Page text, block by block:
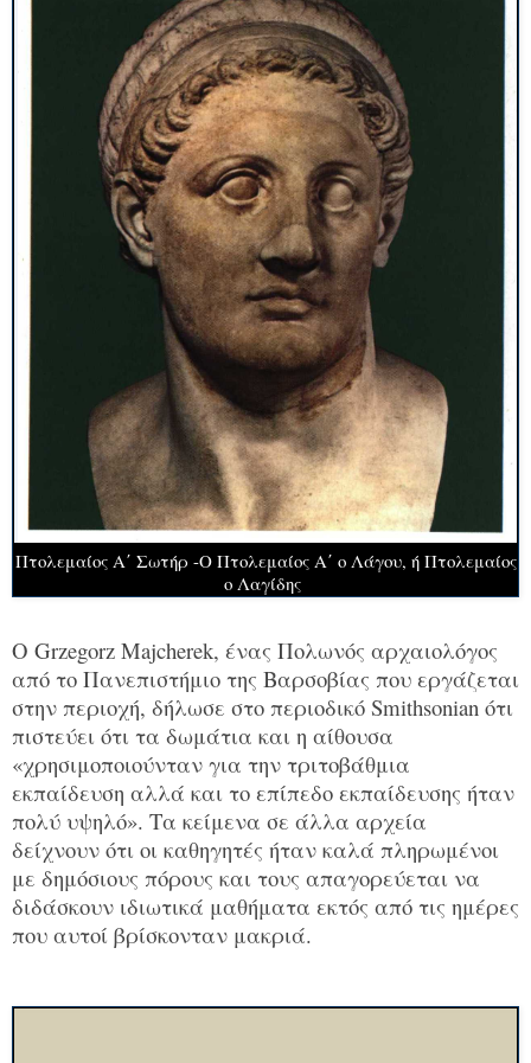
Πτολεμαίος Α΄ Σωτήρ -Ο Πτολεμαίος Α΄ ο Λάγου, ή Πτολεμαίος
ο Λαγίδης
Ο Grzegorz Majcherek, ένας Πολωνός αρχαιολόγος
από το Πανεπιστήμιο της Βαρσοβίας που εργάζεται
στην περιοχή, δήλωσε στο περιοδικό Smithsonian ότι
πιστεύει ότι τα δωμάτια και η αίθουσα
«χρησιμοποιούνταν για την τριτοβάθμια
εκπαίδευση αλλά και το επίπεδο εκπαίδευσης ήταν
πολύ υψηλό». Τα κείμενα σε άλλα αρχεία
δείχνουν ότι οι καθηγητές ήταν καλά πληρωμένοι
με δημόσιους πόρους και τους απαγορεύεται να
διδάσκουν ιδιωτικά μαθήματα εκτός από τις ημέρες
που αυτοί βρίσκονταν μακριά.